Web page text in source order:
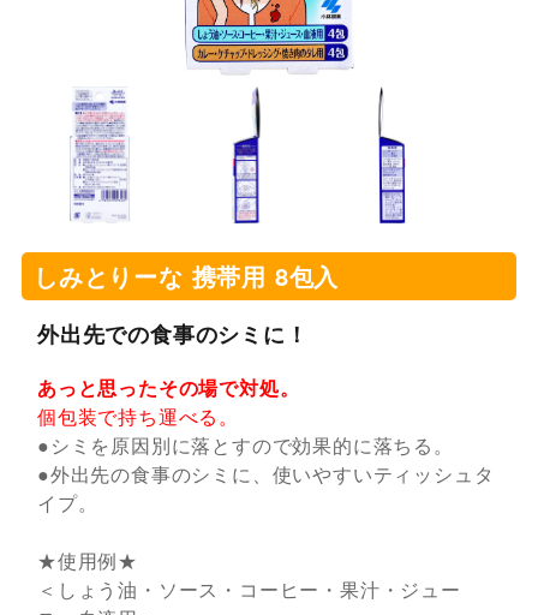
しみとりーな 携帯用 8包入
外出先での食事のシミに！
あっと思ったその場で対処。
個包装で持ち運べる。
●シミを原因別に落とすので効果的に落ちる。
●外出先の食事のシミに、使いやすいティッシュタ
イプ。
★使用例★
＜しょう油・ソース・コーヒー・果汁・ジュー